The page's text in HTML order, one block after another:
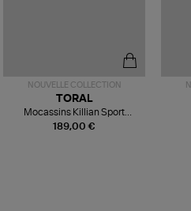
NOUVELLE COLLECTION
189,00 €
TORAL
Mocassins Killian Sport
Mousse